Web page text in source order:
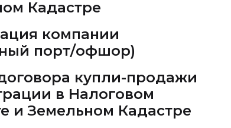
Кадастре
компании
порт/офшор)
купли-продажи
в Налоговом
и Земельном Кадастре